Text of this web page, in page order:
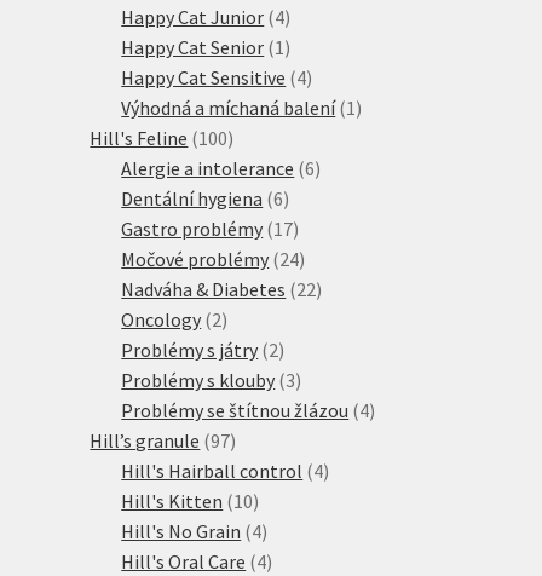
Happy Cat Junior 44
produkty
Happy Cat Senior 1 1
produkt
Happy Cat Sensitive 44
produkty
Výhodná a míchaná balení 1 1
Hill's Feline 100100
produktů
Alergie a intolerance 66
Dentální hygiena 66
produktů
Gastro problémy 1717
produktů
Močové problémy 2424
produktů
Nadváha & Diabetes 2222
Oncology 22
produkty
Problémy s játry 22
produkty
Problémy s klouby 33
produkty
Problémy se štítnou žlázou 44
Hill’s granule 9797
produktů
Hill's Hairball control 44
Hill's Kitten 1010
produktů
Hill's No Grain 44
produkty
Hill's Oral Care 44